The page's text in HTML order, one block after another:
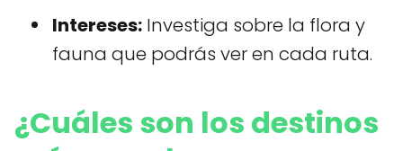
Intereses: Investiga sobre la flora y
fauna que podrás ver en cada ruta.
¿Cuáles son los destinos